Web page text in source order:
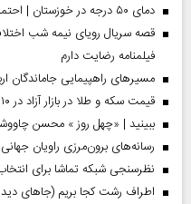
دمای ۵۰ درجه در خوزستان | احتمال بارش‌های سیل‌آسا در ۳ استان
قصه سریال رویای نیمه شب
فیلمنامه رضایت دارم
مسیر‌های راهپیمایی جاماندگان
قیمت سکه و طلا در بازار آزاد در ۱۰ مرداد ۱۴۰۵
ببینید | «چهل روز » محسن
رسانه‌های برون‌مرزی راویان جهانی
نظرسنجی شبکه تماشا برای
اطراف رشت کجا بریم (جاهای